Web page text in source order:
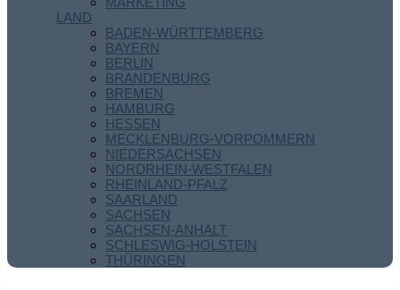
LAND
BADEN-WÜRTTEMBERG
BAYERN
BERLIN
BRANDENBURG
BREMEN
HAMBURG
HESSEN
MECKLENBURG-VORPOMMERN
NIEDERSACHSEN
NORDRHEIN-WESTFALEN
RHEINLAND-PFALZ
SAARLAND
SACHSEN
SACHSEN-ANHALT
SCHLESWIG-HOLSTEIN
THÜRINGEN